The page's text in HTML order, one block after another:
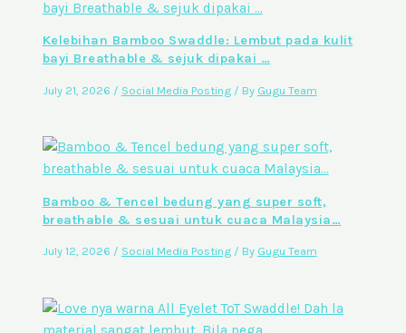
Kelebihan Bamboo Swaddle: Lembut pada kulit
bayi Breathable & sejuk dipakai …
July 21, 2026 / Social Media Posting/ By Gugu Team
Bamboo & Tencel bedung yang super soft,
breathable & sesuai untuk cuaca Malaysia…
July 12, 2026 / Social Media Posting/ By Gugu Team